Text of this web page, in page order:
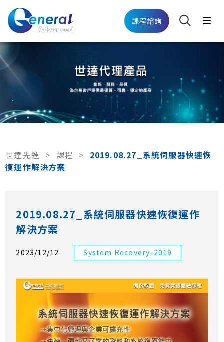
課程諮詢
世達先進 > 課程 > 2019.08.27_系統伺服器快速恢
復運作解決方案
2019.08.27_系統伺服器快速恢復運作
解決方案
2023/12/12 System Recovery-2019